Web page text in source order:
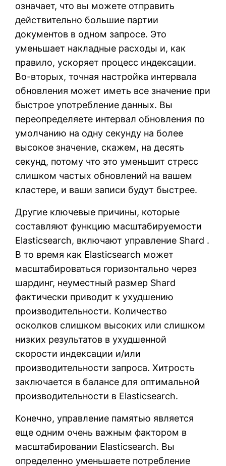
означает, что вы можете отправить
действительно большие партии
документов в одном запросе. Это
уменьшает накладные расходы и, как
правило, ускоряет процесс индексации.
Во-вторых, точная настройка интервала
обновления может иметь все значение при
быстрое употребление данных. Вы
переопределяете интервал обновления по
умолчанию на одну секунду на более
высокое значение, скажем, на десять
секунд, потому что это уменьшит стресс
слишком частых обновлений на вашем
кластере, и ваши записи будут быстрее.
Другие ключевые причины, которые
составляют функцию масштабируемости
Elasticsearch, включают управление Shard .
В то время как Elasticsearch может
масштабироваться горизонтально через
шардинг, неуместный размер Shard
фактически приводит к ухудшению
производительности. Количество
осколков слишком высоких или слишком
низких результатов в ухудшенной
скорости индексации и/или
производительности запроса. Хитрость
заключается в балансе для оптимальной
производительности в Elasticsearch.
Конечно, управление памятью является
еще одним очень важным фактором в
масштабировании Elasticsearch. Вы
определенно уменьшаете потребление